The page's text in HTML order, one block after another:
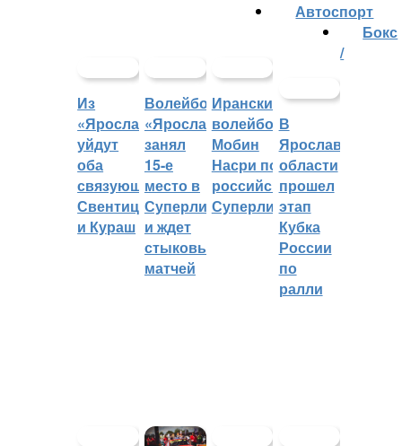
Из
«Ярославича»
уйдут
оба
связующих:
Свентицкис
и Кураш
Волейбольный
«Ярославич»
занял
15-е
место в
Суперлиге
и ждет
стыковых
матчей
Иранский
волейболист
Мобин
Насри покинет
российскую
Суперлигу
Автоспорт
В
Ярославской
области
прошел
этап
Кубка
России
по
ралли
Бокс
/